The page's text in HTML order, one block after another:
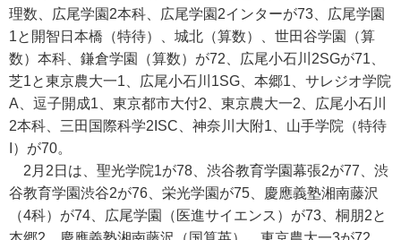
理数、広尾学園2本科、広尾学園2インターが73、広尾学園
1と開智日本橋（特待）、城北（算数）、世田谷学園（算
数）本科、鎌倉学園（算数）が72、広尾小石川2SGが71、
芝1と東京農大一1、広尾小石川1SG、本郷1、サレジオ学院
A、逗子開成1、東京都市大付2、東京農大一2、広尾小石川
2本科、三田国際科学2ISC、神奈川大附1、山手学院（特待
I）が70。
2月2日は、聖光学院1が78、渋谷教育学園幕張2が77、渋
谷教育学園渋谷2が76、栄光学園が75、慶應義塾湘南藤沢
（4科）が74、広尾学園（医進サイエンス）が73、桐朋2と